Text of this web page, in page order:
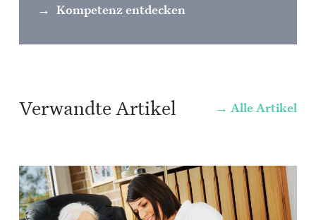
Kompetenz entdecken
Verwandte Artikel Alle Artikel